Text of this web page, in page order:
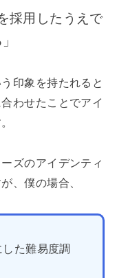
採用したうえで
印象を持たれると
わせたことでアイ
ズのアイデンティ
、僕の場合、
た難易度調